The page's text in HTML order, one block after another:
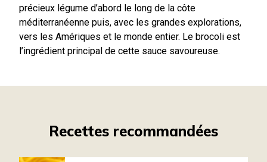
précieux légume d’abord le long de la côte
méditerranéenne puis, avec les grandes explorations,
vers les Amériques et le monde entier. Le brocoli est
l’ingrédient principal de cette sauce savoureuse.
Recettes recommandées